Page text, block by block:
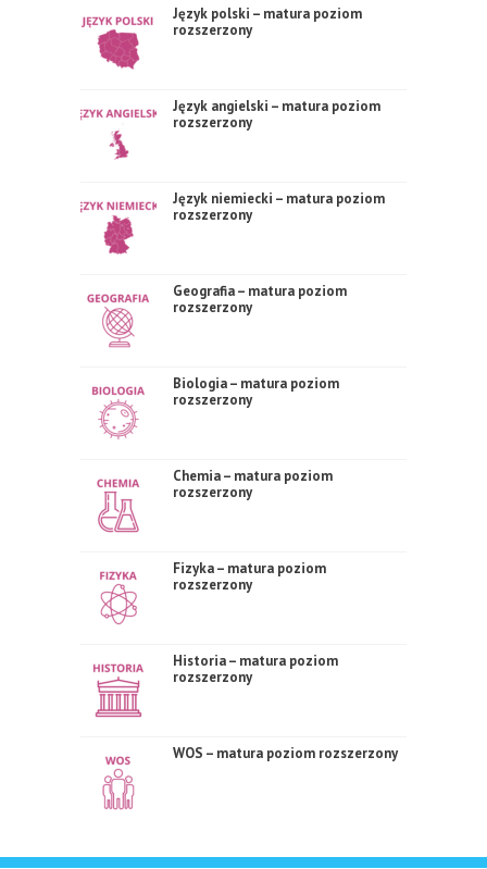
Język polski – matura poziom
rozszerzony
Język angielski – matura poziom
rozszerzony
Język niemiecki – matura poziom
rozszerzony
Geografia – matura poziom
rozszerzony
Biologia – matura poziom
rozszerzony
Chemia – matura poziom
rozszerzony
Fizyka – matura poziom
rozszerzony
Historia – matura poziom
rozszerzony
WOS – matura poziom rozszerzony